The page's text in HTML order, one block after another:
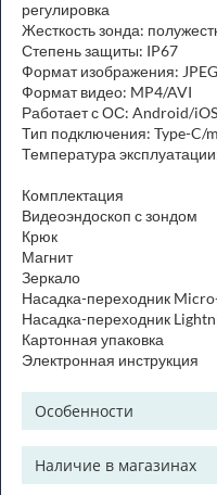
регулировка
Жесткость зонда:
Степень защиты: IP67
Формат изображения: JPEG
Формат видео: MP4/AVI
Работает с ОС: Android/
Тип подключения: Type-C/
Температура
Комплектация
Видеоэндоскоп с зондом
Крюк
Магнит
Зеркало
Насадка-переходник
Насадка-переходник
Картонная упаковка
Электронная инструкция
Особенности
Наличие в магазинах